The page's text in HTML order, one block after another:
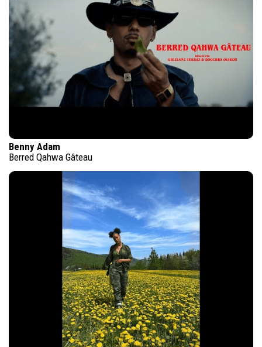
Benny Adam
Berred Qahwa Gâteau